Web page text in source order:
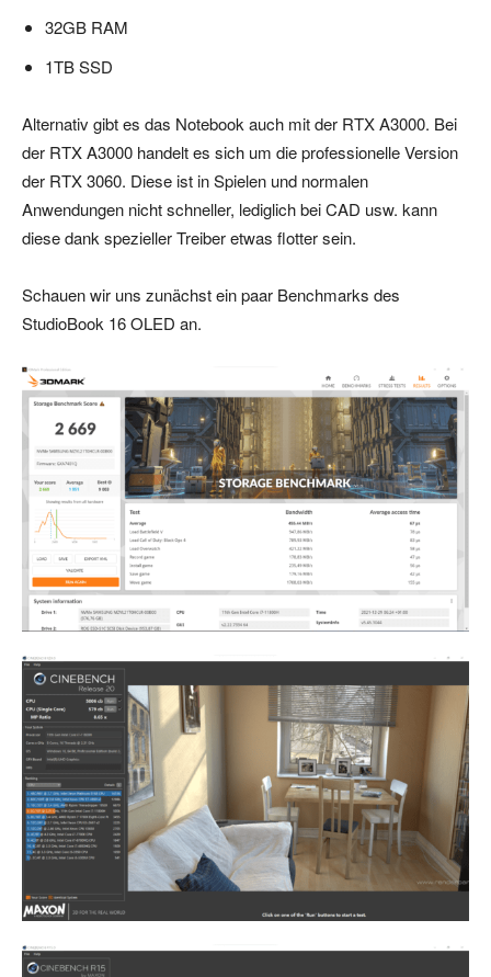
32GB RAM
1TB SSD
Alternativ gibt es das Notebook auch mit der RTX A3000. Bei
der RTX A3000 handelt es sich um die professionelle Version
der RTX 3060. Diese ist in Spielen und normalen
Anwendungen nicht schneller, lediglich bei CAD usw. kann
diese dank spezieller Treiber etwas flotter sein.
Schauen wir uns zunächst ein paar Benchmarks des
StudioBook 16 OLED an.